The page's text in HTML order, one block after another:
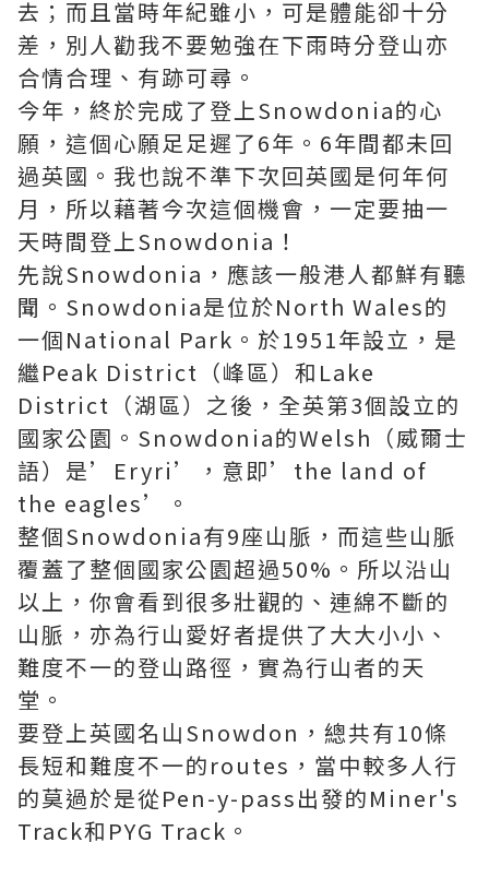
去；而且當時年紀雖小，可是體能卻十分
差，別人勸我不要勉強在下雨時分登山亦
合情合理、有跡可尋。
今年，終於完成了登上Snowdonia的心
願，這個心願足足遲了6年。6年間都未回
過英國。我也說不準下次回英國是何年何
月，所以藉著今次這個機會，一定要抽一
天時間登上Snowdonia！
先說Snowdonia，應該一般港人都鮮有聽
聞。Snowdonia是位於North Wales的
一個National Park。於1951年設立，是
繼Peak District（峰區）和Lake
District（湖區）之後，全英第3個設立的
國家公園。Snowdonia的Welsh（威爾士
語）是’Eryri’，意即’the land of
the eagles’。
整個Snowdonia有9座山脈，而這些山脈
覆蓋了整個國家公園超過50%。所以沿山
以上，你會看到很多壯觀的、連綿不斷的
山脈，亦為行山愛好者提供了大大小小、
難度不一的登山路徑，實為行山者的天
堂。
要登上英國名山Snowdon，總共有10條
長短和難度不一的routes，當中較多人行
的莫過於是從Pen-y-pass出發的Miner's
Track和PYG Track。